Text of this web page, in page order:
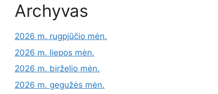
Archyvas
2026 m. rugpjūčio mėn.
2026 m. liepos mėn.
2026 m. birželio mėn.
2026 m. gegužės mėn.